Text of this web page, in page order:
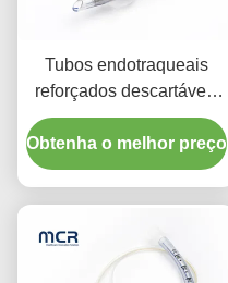
Tubos endotraqueais
reforçados descartáveis
com porta de sucção para
prevenção de VAP
Obtenha o melhor preço